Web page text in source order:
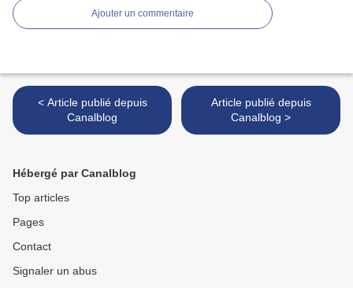
Ajouter un commentaire
< Article publié depuis
Canalblog
Article publié depuis
Canalblog >
Hébergé par Canalblog
Top articles
Pages
Contact
Signaler un abus